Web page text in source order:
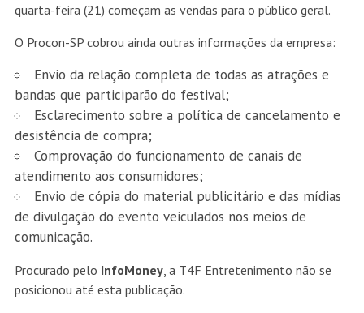
quarta-feira (21) começam as vendas para o público geral.
O Procon-SP cobrou ainda outras informações da empresa:
Envio da relação completa de todas as atrações e
bandas que participarão do festival;
Esclarecimento sobre a política de cancelamento e
desistência de compra;
Comprovação do funcionamento de canais de
atendimento aos consumidores;
Envio de cópia do material publicitário e das mídias
de divulgação do evento veiculados nos meios de
comunicação.
Procurado pelo InfoMoney, a T4F Entretenimento não se
posicionou até esta publicação.